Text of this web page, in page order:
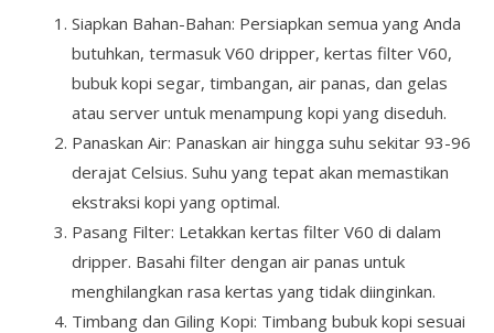
Siapkan Bahan-Bahan: Persiapkan semua yang Anda
butuhkan, termasuk V60 dripper, kertas filter V60,
bubuk kopi segar, timbangan, air panas, dan gelas
atau server untuk menampung kopi yang diseduh.
Panaskan Air: Panaskan air hingga suhu sekitar 93-96
derajat Celsius. Suhu yang tepat akan memastikan
ekstraksi kopi yang optimal.
Pasang Filter: Letakkan kertas filter V60 di dalam
dripper. Basahi filter dengan air panas untuk
menghilangkan rasa kertas yang tidak diinginkan.
Timbang dan Giling Kopi: Timbang bubuk kopi sesuai